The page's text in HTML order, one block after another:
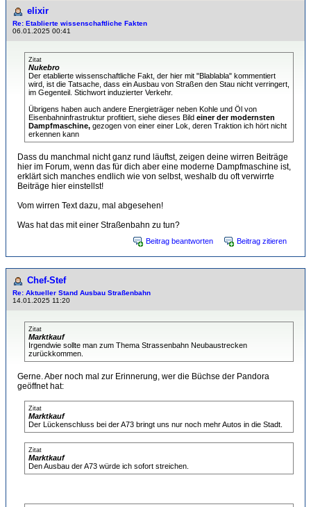
elixir
Re: Etablierte wissenschaftliche Fakten
06.01.2025 00:41
Zitat
Nukebro
Der etablierte wissenschaftliche Fakt, der hier mit "Blablabla" kommentiert
wird, ist die Tatsache, dass ein Ausbau von Straßen den Stau nicht verringert,
im Gegenteil. Stichwort induzierter Verkehr.
Übrigens haben auch andere Energieträger neben Kohle und Öl von
Eisenbahninfrastruktur profitiert, siehe dieses Bild einer der modernsten
Dampfmaschine, gezogen von einer einer Lok, deren Traktion ich hört nicht
erkennen kann
Dass du manchmal nicht ganz rund läuftst, zeigen deine wirren Beiträge
hier im Forum, wenn das für dich aber eine moderne Dampfmaschine ist,
erklärt sich manches endlich wie von selbst, weshalb du oft verwirrte
Beiträge hier einstellst!
Vom wirren Text dazu, mal abgesehen!
Was hat das mit einer Straßenbahn zu tun?
Beitrag beantworten Beitrag zitieren
Chef-Stef
Re: Aktueller Stand Ausbau Straßenbahn
14.01.2025 11:20
Zitat
Marktkauf
Irgendwie sollte man zum Thema Strassenbahn Neubaustrecken
zurückkommen.
Gerne. Aber noch mal zur Erinnerung, wer die Büchse der Pandora
geöffnet hat:
Zitat
Marktkauf
Der Lückenschluss bei der A73 bringt uns nur noch mehr Autos in die Stadt.
Zitat
Marktkauf
Den Ausbau der A73 würde ich sofort streichen.